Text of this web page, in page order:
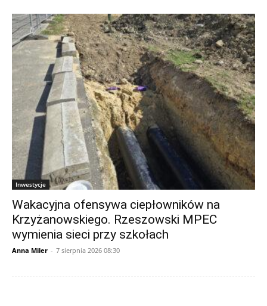
Inwestycje
Wakacyjna ofensywa ciepłowników na
Krzyżanowskiego. Rzeszowski MPEC
wymienia sieci przy szkołach
Anna Miler - 7 sierpnia 2026 08:30